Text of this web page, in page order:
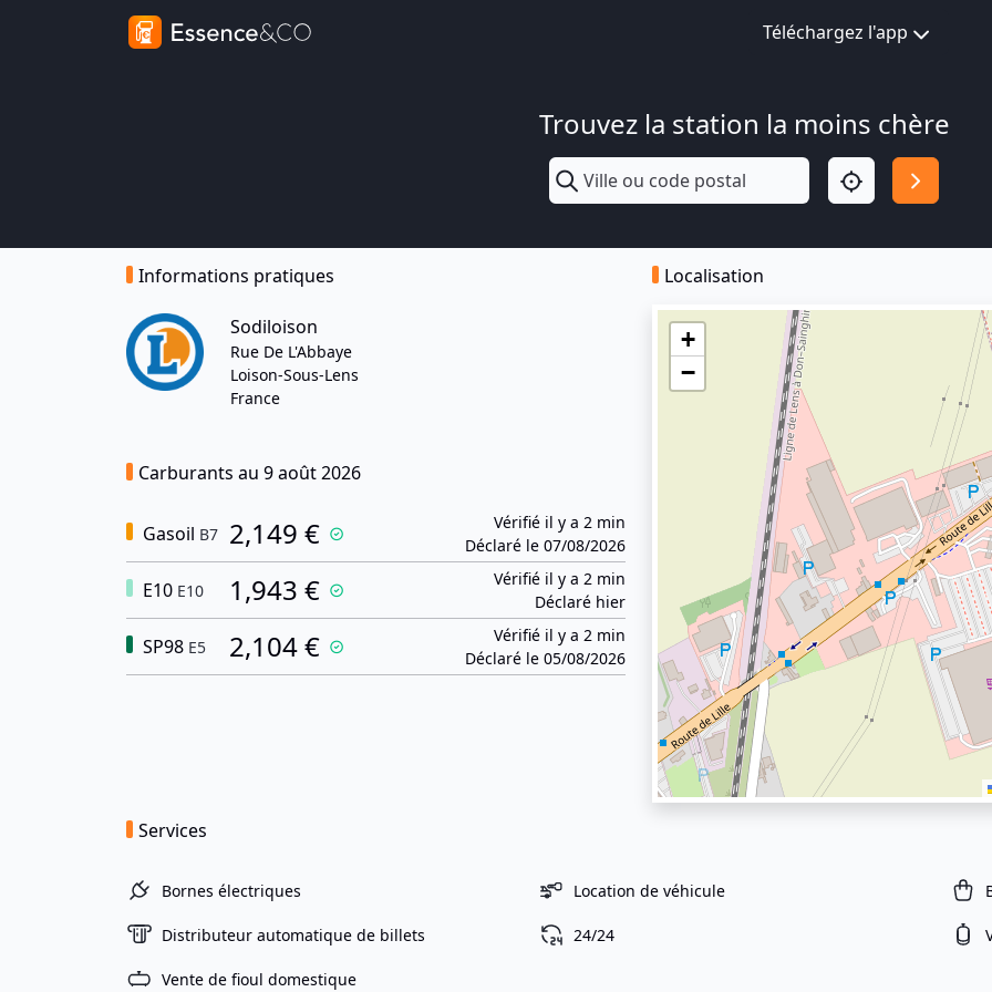
Téléchargez l'app
Trouvez la station la moins chère
Informations pratiques
Sodiloison
Rue De L'Abbaye
Loison-Sous-Lens
France
Carburants au 9 août 2026
Gasoil B7 2,149 €
Vérifié il y a 2 min
Déclaré le 07/08/2026
E10 E10 1,943 €
Vérifié il y a 2 min
Déclaré hier
SP98 E5 2,104 €
Vérifié il y a 2 min
Déclaré le 05/08/2026
Localisation
+
−
Services
Bornes électriques Location de véhicule
Distributeur automatique de billets 24/24
Vente de fioul domestique